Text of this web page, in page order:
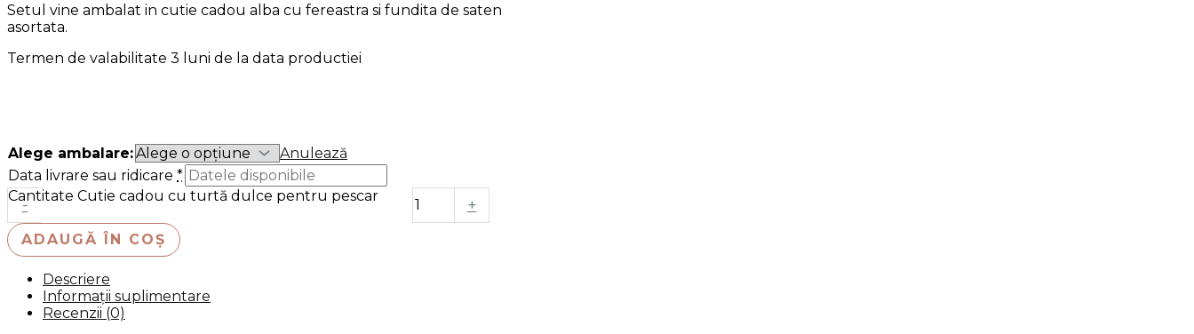
Setul vine ambalat in cutie cadou alba cu fereastra si fundita de saten
asortata.
Termen de valabilitate 3 luni de la data productiei
Alege ambalare:
Anulează
Data livrare sau ridicare *
-
Cantitate Cutie cadou cu turtă dulce pentru pescar +
ADAUGĂ ÎN COȘ
Descriere
Informații suplimentare
Recenzii (0)